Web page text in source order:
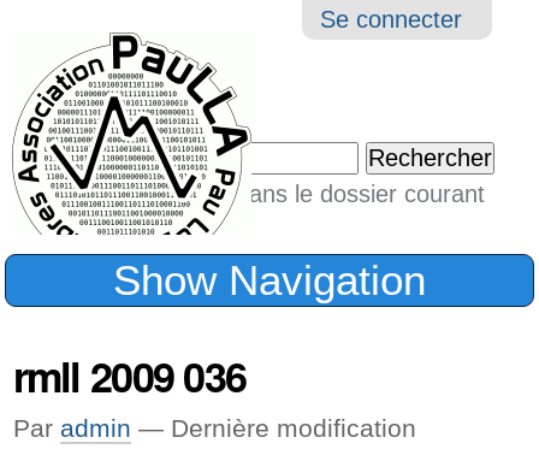
Outils
Se connecter
Chercher par
Seulement dans le dossier courant
Recherche
Show Navigation
rmll 2009 036
Par admin — Dernière modification